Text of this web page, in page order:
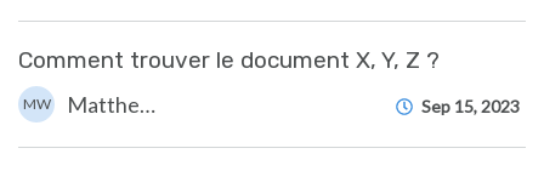
Comment trouver le document X, Y, Z ?
MW Matthew WRAY Sep 15, 2023